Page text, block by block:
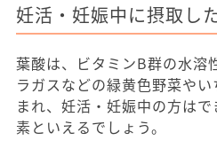
妊活・妊娠中に摂取し
葉酸は、ビタミンB群の水溶
ラガスなどの緑黄色野菜や
まれ、妊活・妊娠中の方は
素といえるでしょう。